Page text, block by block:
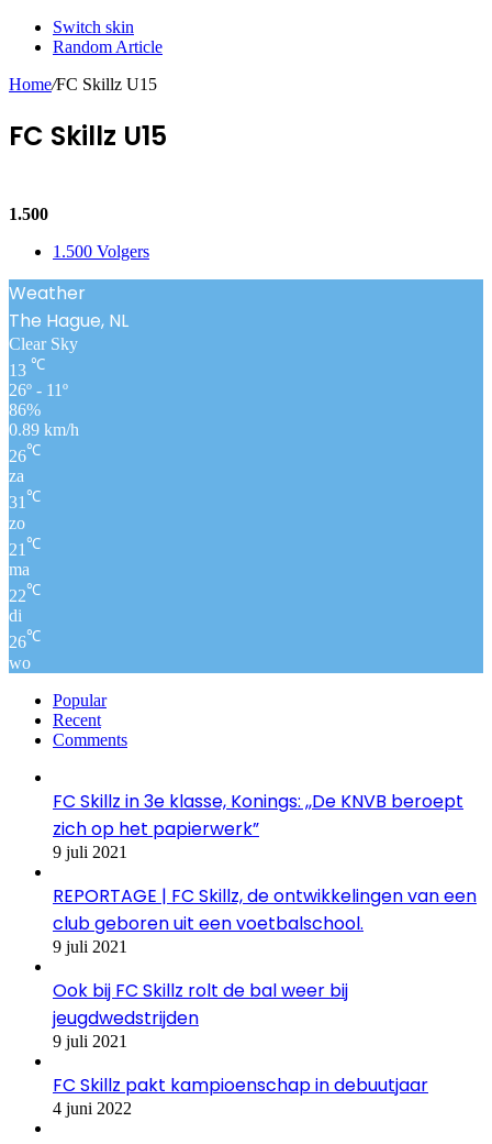
Switch skin
Random Article
Home/FC Skillz U15
FC Skillz U15
1.500
1.500 Volgers
Weather
The Hague, NL
Clear Sky
13 ℃
26º - 11º
86%
0.89 km/h
26℃
za
31℃
zo
21 ℃
ma
22℃
di
26℃
wo
Popular
Recent
Comments
FC Skillz in 3e klasse, Konings: ,,De KNVB beroept
zich op het papierwerk”
9 juli 2021
REPORTAGE | FC Skillz, de ontwikkelingen van een
club geboren uit een voetbalschool.
9 juli 2021
Ook bij FC Skillz rolt de bal weer bij
jeugdwedstrijden
9 juli 2021
FC Skillz pakt kampioenschap in debuutjaar
4 juni 2022